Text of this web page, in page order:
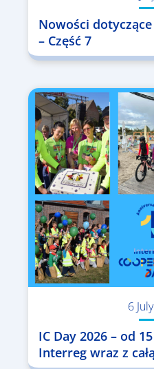
Nowości
– Część 7
6
IC Day 2026 – od
Interreg wraz z